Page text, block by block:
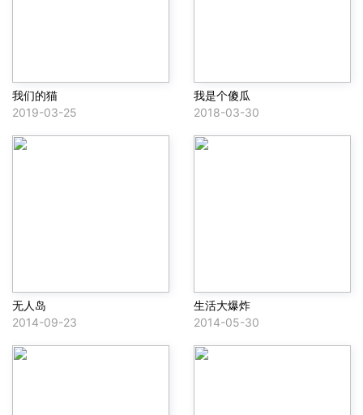
我们的猫
2019-03-25
我是个傻瓜
2018-03-30
无人岛
2014-09-23
生活大爆炸
2014-05-30